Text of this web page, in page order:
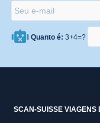
Quanto é: 3+4=?
SCAN-SUISSE VIAGENS